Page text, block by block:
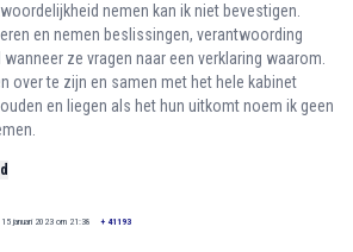
nemen kan ik niet bevestigen.
en nemen beslissingen, verantwoording
ze vragen naar een verklaring waarom.
over te zijn en samen met het hele kabinet
en liegen als het hun uitkomt noem ik geen
15 januari 2023 om 21:38 + 41193